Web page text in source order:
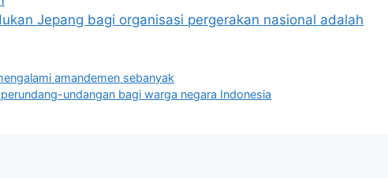
Jepang bagi organisasi pergerakan nasional adalah
amandemen sebanyak
undangan bagi warga negara Indonesia